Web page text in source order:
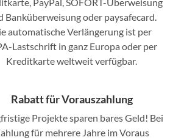
Banküberweisung oder paysafecard.
automatische Verlängerung ist per
Lastschrift in ganz Europa oder per
Kreditkarte weltweit verfügbar.
Rabatt für Vorauszahlung
Projekte sparen bares Geld! Bei
für mehrere Jahre im Voraus